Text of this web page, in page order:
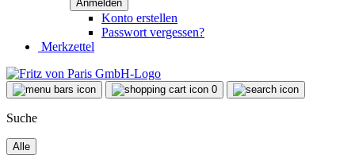
Konto erstellen
Passwort vergessen?
Merkzettel
0
Suche
Alle